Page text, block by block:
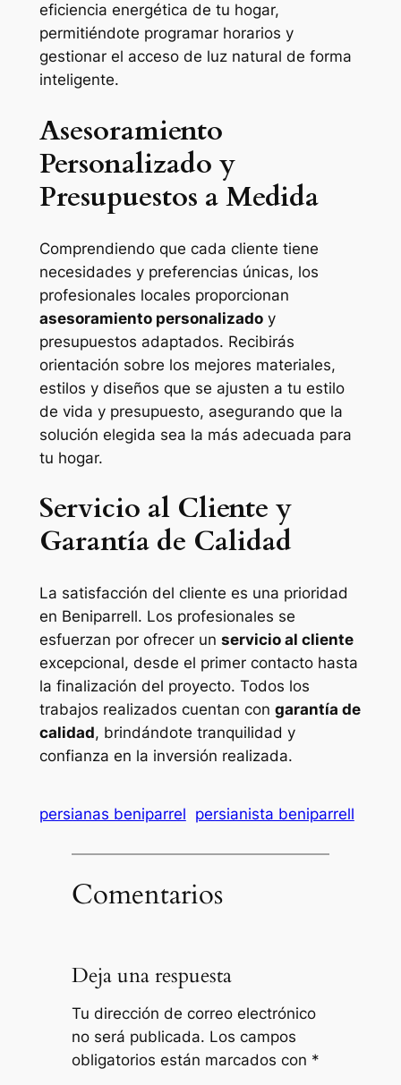
eficiencia energética de tu hogar,
permitiéndote programar horarios y
gestionar el acceso de luz natural de forma
inteligente.
Asesoramiento
Personalizado y
Presupuestos a Medida
Comprendiendo que cada cliente tiene
necesidades y preferencias únicas, los
profesionales locales proporcionan
asesoramiento personalizadoy
presupuestos adaptados. Recibirás
orientación sobre los mejores materiales,
estilos y diseños que se ajusten a tu estilo
de vida y presupuesto, asegurando que la
solución elegida sea la más adecuada para
tu hogar.
Servicio al Cliente y
Garantía de Calidad
La satisfacción del cliente es una prioridad
en Beniparrell. Los profesionales se
esfuerzan por ofrecer un servicio al cliente
excepcional, desde el primer contacto hasta
la finalización del proyecto. Todos los
trabajos realizados cuentan con garantía de
calidad, brindándote tranquilidad y
confianza en la inversión realizada.
persianas beniparrel persianista beniparrell
Comentarios
Deja una respuesta
Tu dirección de correo electrónico
no será publicada. Los campos
obligatorios están marcados con *